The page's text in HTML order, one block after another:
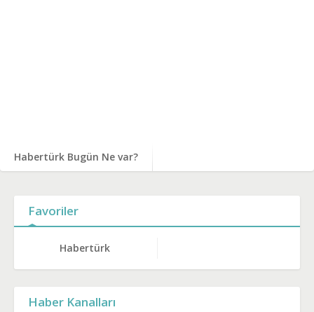
Habertürk Bugün Ne var?
Favoriler
Habertürk
Haber Kanalları